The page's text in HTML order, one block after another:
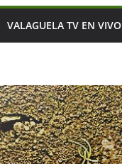
VALAGUELA TV EN VIVO